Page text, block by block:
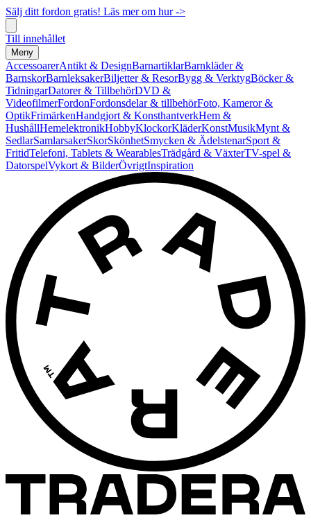
Sälj ditt fordon gratis! Läs mer om hur ->
Till innehållet
Meny
AccessoarerAntikt & DesignBarnartiklarBarnkläder &
BarnskorBarnleksakerBiljetter & ResorBygg & VerktygBöcker &
TidningarDatorer & TillbehörDVD &
VideofilmerFordonFordonsdelar & tillbehörFoto, Kameror &
OptikFrimärkenHandgjort & KonsthantverkHem &
HushållHemelektronikHobbyKlockorKläderKonstMusikMynt &
SedlarSamlarsakerSkorSkönhetSmycken & ÄdelstenarSport &
FritidTelefoni, Tablets & WearablesTrädgård & VäxterTV-spel &
DatorspelVykort & BilderÖvrigtInspiration